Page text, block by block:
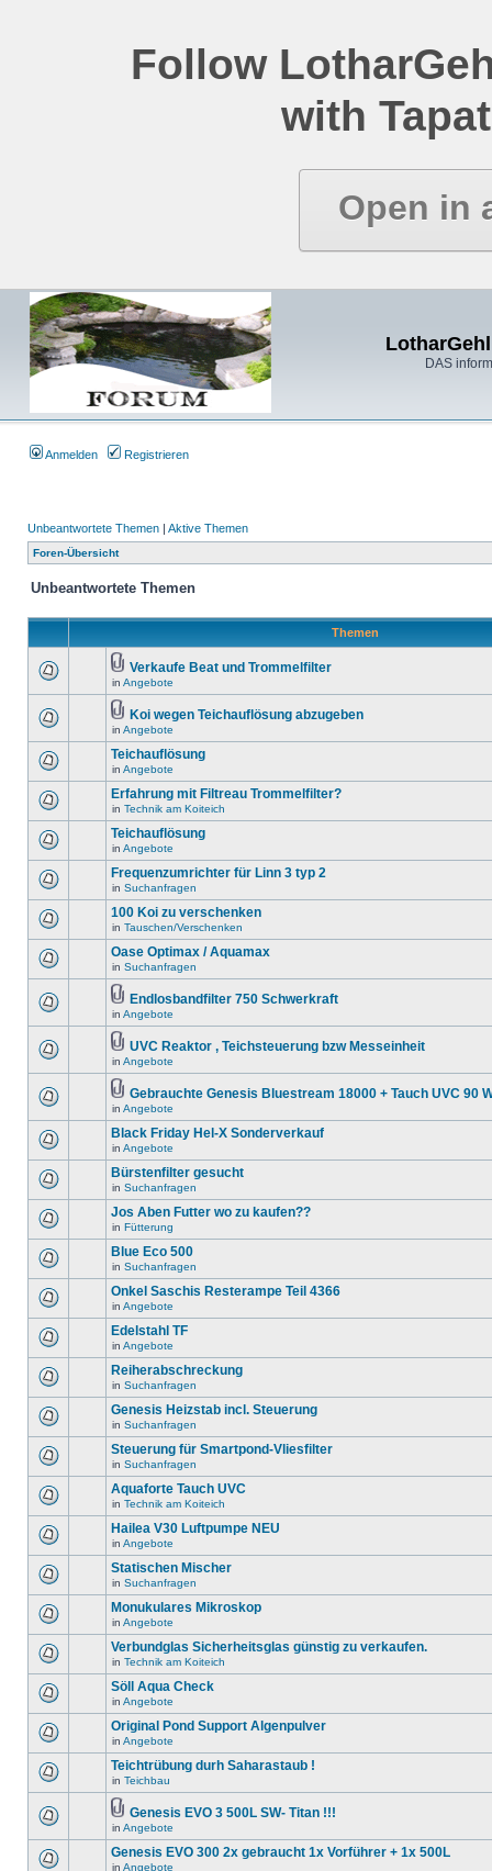
Follow
with
Open in
DAS
Anmelden Registrieren
Unbeantwortete Themen | Aktive Themen
Foren-Übersicht
Unbeantwortete Themen
Themen
Verkaufe Beat und Trommelfilter
in Angebote
Koi wegen Teichauflösung abzugeben
in Angebote
Teichauflösung
in Angebote
Erfahrung mit Filtreau Trommelfilter?
in Technik am Koiteich
Teichauflösung
in Angebote
Frequenzumrichter für Linn 3 typ 2
in Suchanfragen
100 Koi zu verschenken
in Tauschen/Verschenken
Oase Optimax / Aquamax
in Suchanfragen
Endlosbandfilter 750 Schwerkraft
in Angebote
UVC Reaktor , Teichsteuerung bzw Messeinheit
in Angebote
Gebrauchte Genesis Bluestream 18000 + Tauch UVC 90
in Angebote
Black Friday Hel-X Sonderverkauf
in Angebote
Bürstenfilter gesucht
in Suchanfragen
Jos Aben Futter wo zu kaufen??
in Fütterung
Blue Eco 500
in Suchanfragen
Onkel Saschis Resterampe Teil 4366
in Angebote
Edelstahl TF
in Angebote
Reiherabschreckung
in Suchanfragen
Genesis Heizstab incl. Steuerung
in Suchanfragen
Steuerung für Smartpond-Vliesfilter
in Suchanfragen
Aquaforte Tauch UVC
in Technik am Koiteich
Hailea V30 Luftpumpe NEU
in Angebote
Statischen Mischer
in Suchanfragen
Monukulares Mikroskop
in Angebote
Verbundglas Sicherheitsglas günstig zu verkaufen.
in Technik am Koiteich
Söll Aqua Check
in Angebote
Original Pond Support Algenpulver
in Angebote
Teichtrübung durh Saharastaub !
in Teichbau
Genesis EVO 3 500L SW- Titan !!!
in Angebote
Genesis EVO 300 2x gebraucht 1x Vorführer + 1x 500L
in Angebote